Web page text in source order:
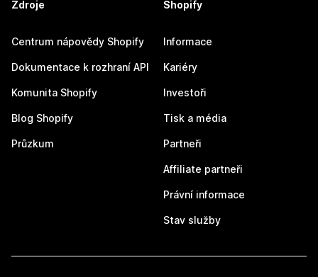
Zdroje
Centrum nápovědy Shopify
Dokumentace k rozhraní API
Komunita Shopify
Blog Shopify
Průzkum
Shopify
Informace
Kariéry
Investoři
Tisk a média
Partneři
Affiliate partneři
Právní informace
Stav služby